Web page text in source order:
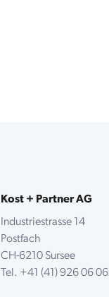
Kost + Partner AG
Industriestrasse 14
Postfach
CH-6210 Sursee
Tel. +41 (41) 926 06 06